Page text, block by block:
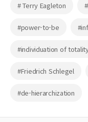
# Terry Eagleton
#power-to-be
#individuation of
#Friedrich Schlegel
#de-hierarchization